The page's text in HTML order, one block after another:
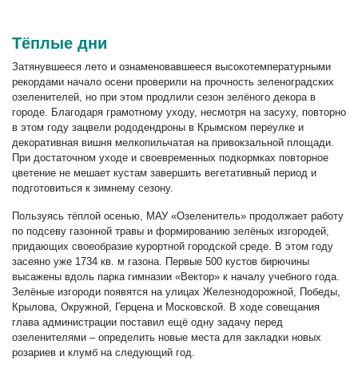
Тёплые дни
Затянувшееся лето и ознаменовавшееся высокотемпературными
рекордами начало осени проверили на прочность зеленоградских
озеленителей, но при этом продлили сезон зелёного декора в
городе. Благодаря грамотному уходу, несмотря на засуху, повторно
в этом году зацвели рододендроны в Крымском переулке и
декоративная вишня мелкопильчатая на привокзальной площади.
При достаточном уходе и своевременных подкормках повторное
цветение не мешает кустам завершить вегетативный период и
подготовиться к зимнему сезону.
Пользуясь тёплой осенью, МАУ «Озеленитель» продолжает работу
по подсеву газонной травы и формированию зелёных изгородей,
придающих своеобразие курортной городской среде. В этом году
засеяно уже 1734 кв. м газона. Первые 500 кустов бирючины
высажены вдоль парка гимназии «Вектор» к началу учебного года.
Зелёные изгороди появятся на улицах Железнодорожной, Победы,
Крылова, Окружной, Герцена и Московской. В ходе совещания
глава администрации поставил ещё одну задачу перед
озеленителями – определить новые места для закладки новых
розариев и клумб на следующий год.